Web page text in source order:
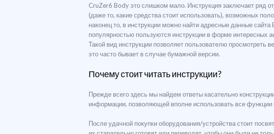
CruZer6 Body это слишком мало. Инструкция заключает ряд
(даже то, какие средства стоит использовать), возможных
наконец то, в инструкции можно найти адресные данные
популярностью пользуются инструкции в форме
Такой вид инструкции позволяет пользователю
это часто бывает в случае бумажной версии.
Почему стоит читать инструкции?
Прежде всего здесь мы найдем ответы касательно
информации, позволяющей вполне использовать все функции
После удачной покупки оборудования/устройства стоит